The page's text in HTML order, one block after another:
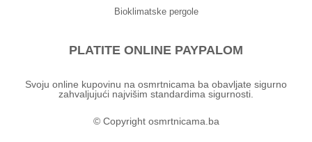
Bioklimatske pergole
PLATITE ONLINE PAYPALOM
Svoju online kupovinu na osmrtnicama ba obavljate sigurno
zahvaljujući najvišim standardima sigurnosti.
© Copyright osmrtnicama.ba